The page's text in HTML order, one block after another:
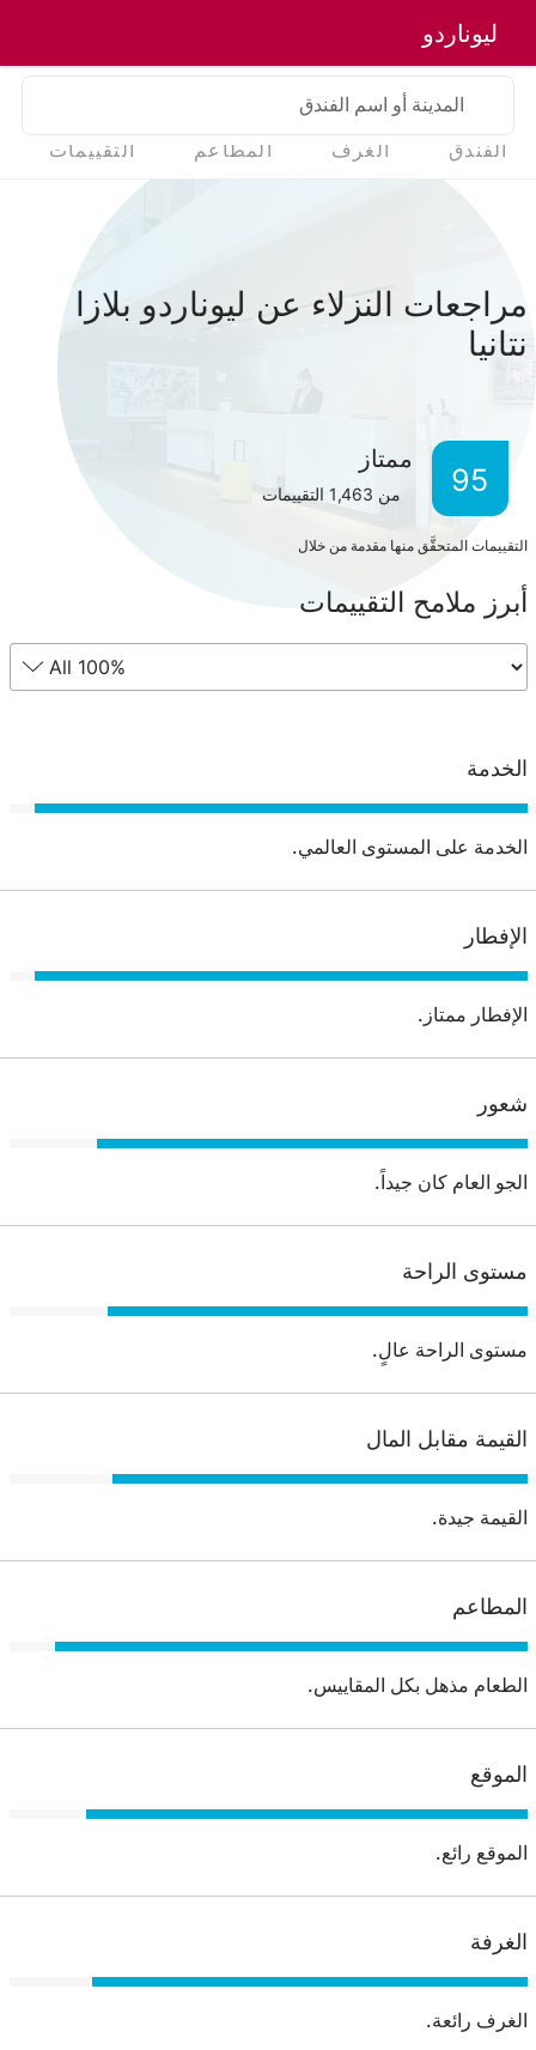
ليوناردو
المدينة أو اسم الفندق
الفندق الغرف المطاعم التقييمات
مراجعات النزلاء عن ليوناردو بلازا
نتانيا
95
ممتاز
من 1,463 التقييمات
التقييمات المتحقَّق منها مقدمة من خلال
أبرز ملامح التقييمات
الخدمة
الخدمة على المستوى العالمي.
الإفطار
الإفطار ممتاز.
شعور
الجو العام كان جيداً.
مستوى الراحة
مستوى الراحة عالٍ.
القيمة مقابل المال
القيمة جيدة.
المطاعم
الطعام مذهل بكل المقاييس.
الموقع
الموقع رائع.
الغرفة
الغرف رائعة.